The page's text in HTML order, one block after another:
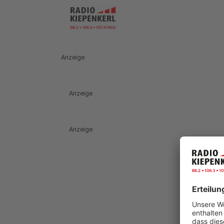
Anzeige
Anzeige
Anzeige